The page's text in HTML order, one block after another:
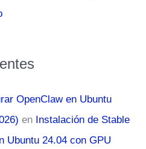
OpenClaw en Ubuntu
en Instalación de Stable
Ubuntu 24.04 con GPU